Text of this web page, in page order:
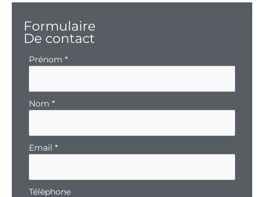
Formulaire
De contact
Formulaire
Prénom *
Nom *
Email *
Téléphone